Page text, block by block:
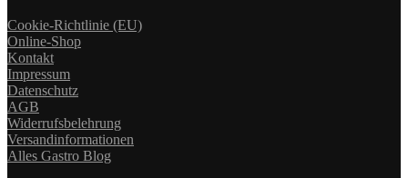
Cookie-Richtlinie (EU)
Online-Shop
Kontakt
Impressum
Datenschutz
AGB
Widerrufsbelehrung
Versandinformationen
Alles Gastro Blog